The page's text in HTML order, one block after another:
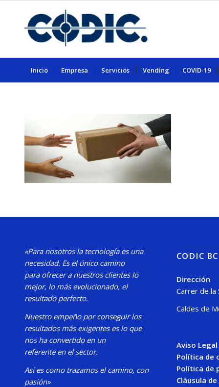
Inicio Empresa Servicios Vending COVID-19
«Para nosotros la tecnología es una
necesidad. Es el único camino
para ofrecer a nuestros clientes lo
mejor, lo más evolucionado, el
resultado perfecto.
Nuestro empeño por conseguir los
resultados más exigentes es lo que
nos ha convertido en un
referente en el sector.
Así es como trazamos el camino, con
pasión»
CODIC
Dirección
Carrer de la
Caldes de
Aviso Legal
Política de
Política de
Cláusula